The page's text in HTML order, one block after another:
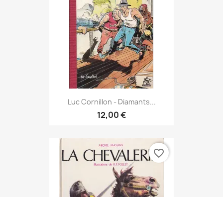
Luc Cornillon - Diamants...
12,00 €
favorite_border